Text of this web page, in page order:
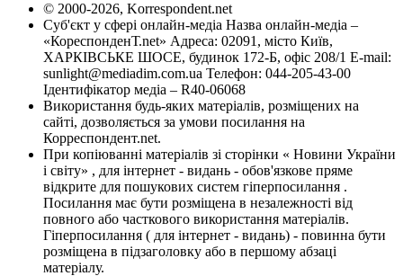
© 2000-2026, Korrespondent.net
Суб'єкт у сфері онлайн-медіа Назва онлайн-медіа –
«КореспонденТ.net» Адреса: 02091, місто Київ,
ХАРКІВСЬКЕ ШОСЕ, будинок 172-Б, офіс 208/1 E-mail:
sunlight@mediadim.com.ua Телефон: 044-205-43-00
Ідентифікатор медіа – R40-06068
Використання будь-яких матеріалів, розміщених на
сайті, дозволяється за умови посилання на
Корреспондент.net.
При копіюванні матеріалів зі сторінки « Новини України
і світу» , для інтернет - видань - обов'язкове пряме
відкрите для пошукових систем гіперпосилання .
Посилання має бути розміщена в незалежності від
повного або часткового використання матеріалів.
Гіперпосилання ( для інтернет - видань) - повинна бути
розміщена в підзаголовку або в першому абзаці
матеріалу.